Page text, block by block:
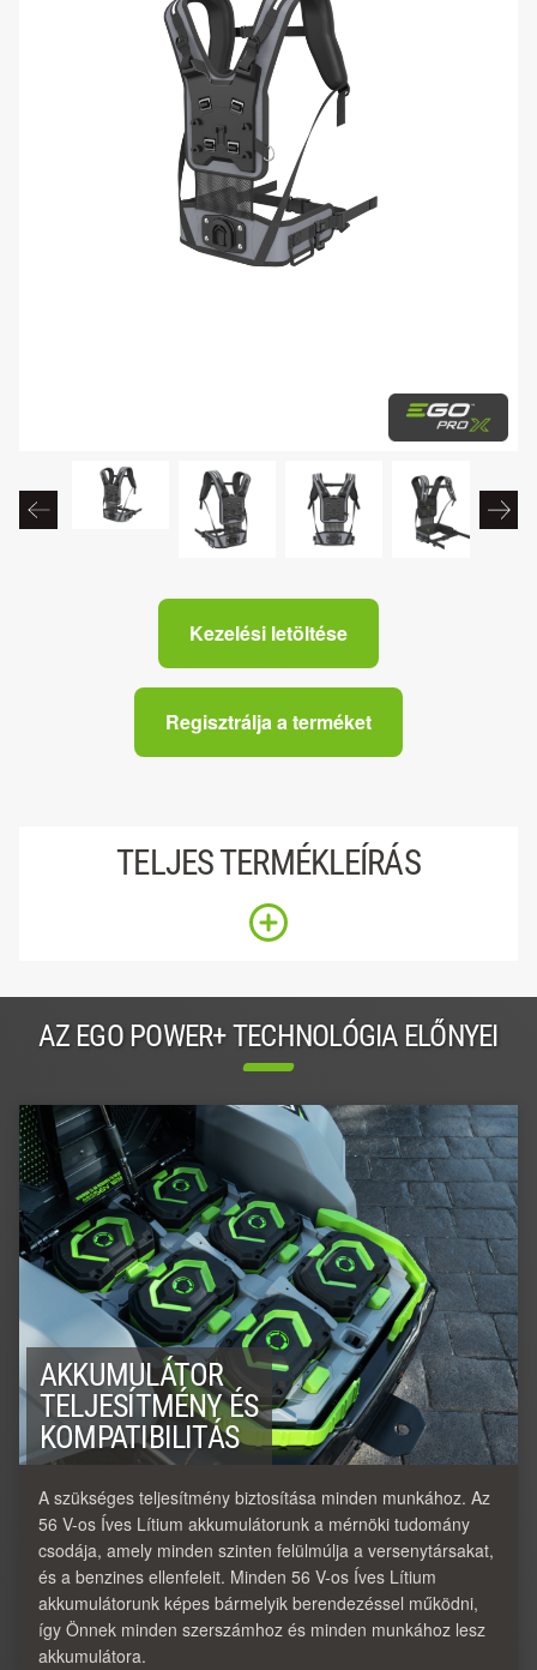
Kezelési letöltése
Regisztrálja a terméket
TELJES TERMÉKLEÍRÁS
AZ EGO POWER+ TECHNOLÓGIA ELŐNYEI
AKKUMULÁTOR
TELJESÍTMÉNY ÉS
KOMPATIBILITÁS
A szükséges teljesítmény biztosítása minden munkához. Az
56 V-os Íves Lítium akkumulátorunk a mérnöki tudomány
csodája, amely minden szinten felülmúlja a versenytársakat,
és a benzines ellenfeleit. Minden 56 V-os Íves Lítium
akkumulátorunk képes bármelyik berendezéssel működni,
így Önnek minden szerszámhoz és minden munkához lesz
akkumulátora.